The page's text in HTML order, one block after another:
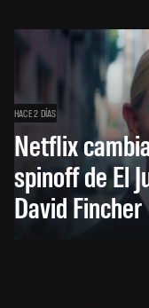
HACE 2 DÍAS
Netflix
spinoff de El
David Fincher